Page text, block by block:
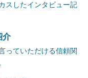
スしたインタビュー記
介
っていただける信頼関